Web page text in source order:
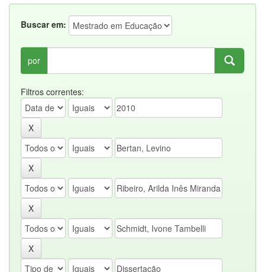
Buscar em:
por
Filtros correntes: